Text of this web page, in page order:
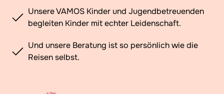
Unsere VAMOS Kinder und Jugendbetreuenden
begleiten Kinder mit echter Leidenschaft.
Und unsere Beratung ist so persönlich wie die
Reisen selbst.